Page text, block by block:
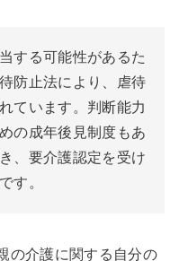
する可能性があるた
防止法により、虐待
ています。判断能力
の成年後見制度もあ
、要介護認定を受け
す。
の介護に関する自分の